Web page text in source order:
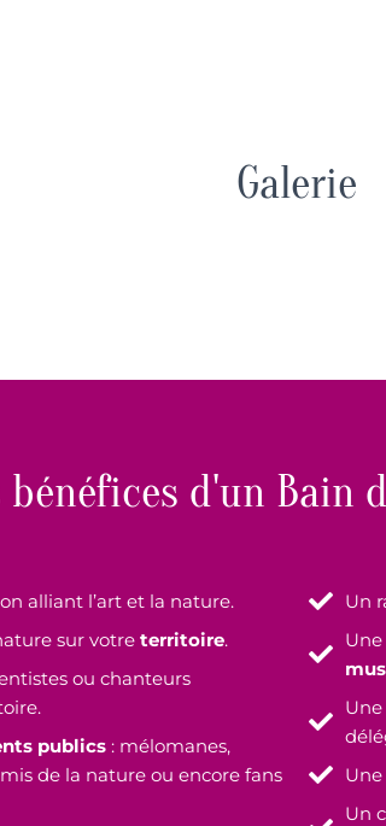
Galerie
bénéfices d'un Bain
alliant l’art et la nature.
sur votre territoire.
ou chanteurs
publics : mélomanes,
de la nature ou encore fans
Un
Une
Un